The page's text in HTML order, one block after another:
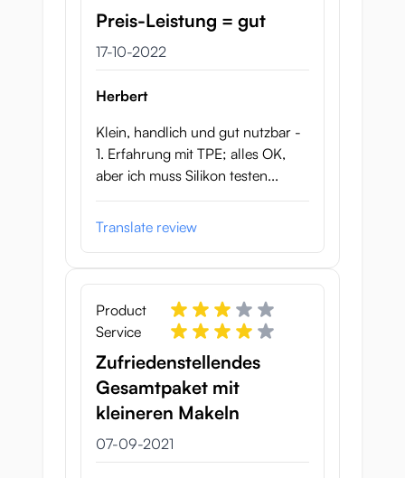
Preis-Leistung = gut
17 oktober 2022
17-10-2022
Herbert
Klein, handlich und gut nutzbar -
1. Erfahrung mit TPE; alles OK,
aber ich muss Silikon testen...
Translate review
Product
Service
Zufriedenstellendes
Gesamtpaket mit
kleineren Makeln
7 september 2021
07-09-2021